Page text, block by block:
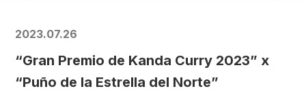
2023.07.26
“Gran Premio de Kanda Curry 2023” x
“Puño de la Estrella del Norte”